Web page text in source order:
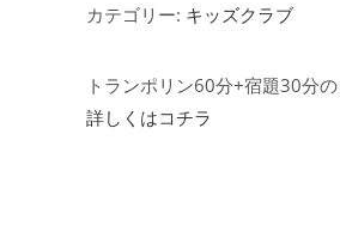
カテゴリー: キッズクラブ
トランポリン60分+宿題30分
詳しくはコチラ